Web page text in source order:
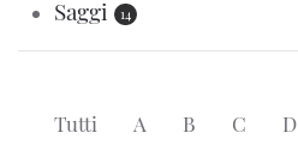
Saggi 14
Tutti A B C D